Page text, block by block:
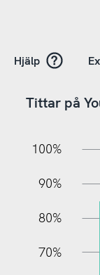
Hjälp
Tittar på
100%
90%
80%
70%